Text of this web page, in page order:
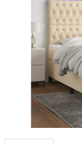
hviezdičiek.